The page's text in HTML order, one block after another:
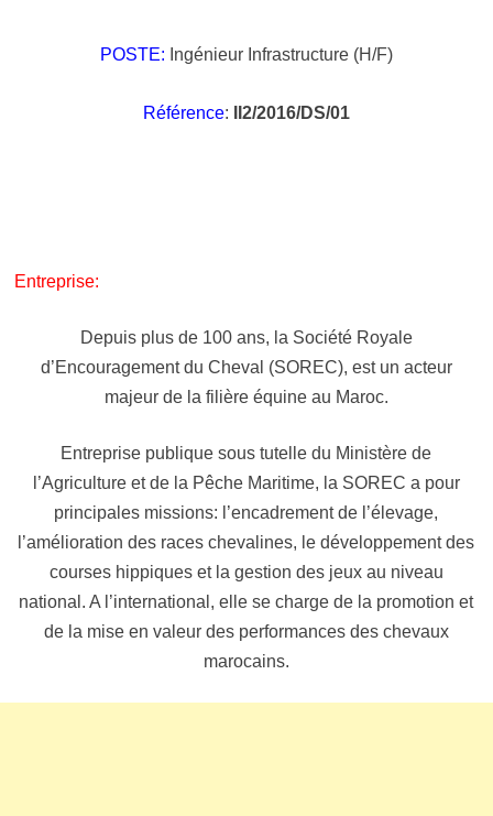
POSTE: Ingénieur Infrastructure (H/F)
Référence: II2/2016/DS/01
Entreprise:
Depuis plus de 100 ans, la Société Royale
d’Encouragement du Cheval (SOREC), est un acteur
majeur de la filière équine au Maroc.
Entreprise publique sous tutelle du Ministère de
l’Agriculture et de la Pêche Maritime, la SOREC a pour
principales missions: l’encadrement de l’élevage,
l’amélioration des races chevalines, le développement des
courses hippiques et la gestion des jeux au niveau
national. A l’international, elle se charge de la promotion et
de la mise en valeur des performances des chevaux
marocains.